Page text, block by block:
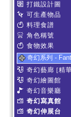
打鐵設計圖
可生產物品
料理食譜
角色稱號
食物效果
奇幻系列 -
奇幻藝廊 [精
奇幻繪圖館
奇幻音樂廳
奇幻寫真館
奇幻伸展台